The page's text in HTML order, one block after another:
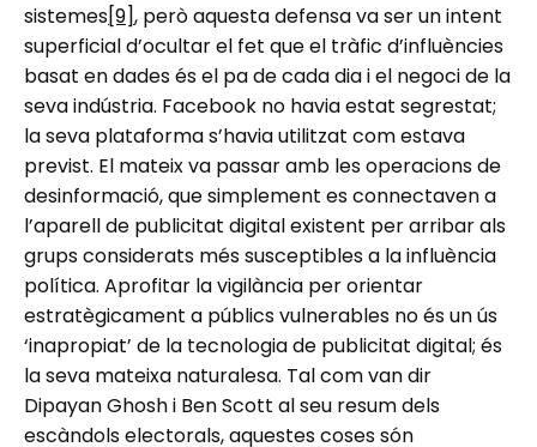
sistemes[9], però aquesta defensa va ser un intent
superficial d’ocultar el fet que el tràfic d’influències
basat en dades és el pa de cada dia i el negoci de la
seva indústria. Facebook no havia estat segrestat;
la seva plataforma s’havia utilitzat com estava
previst. El mateix va passar amb les operacions de
desinformació, que simplement es connectaven a
l’aparell de publicitat digital existent per arribar als
grups considerats més susceptibles a la influència
política. Aprofitar la vigilància per orientar
estratègicament a públics vulnerables no és un ús
‘inapropiat’ de la tecnologia de publicitat digital; és
la seva mateixa naturalesa. Tal com van dir
Dipayan Ghosh i Ben Scott al seu resum dels
escàndols electorals, aquestes coses són